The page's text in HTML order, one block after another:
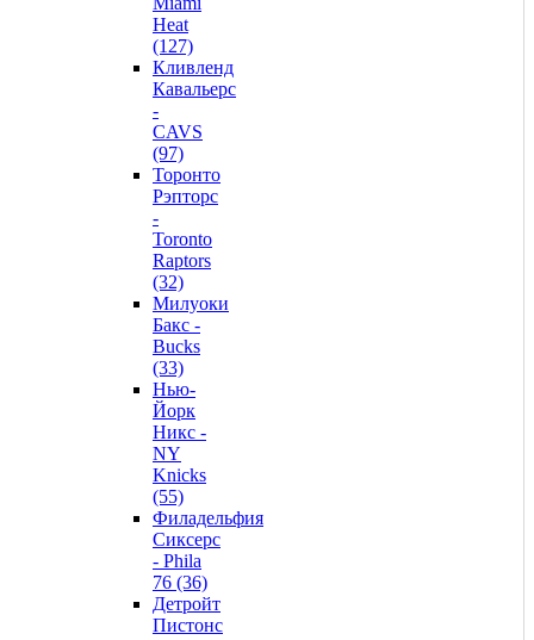
Heat
(127)
Кливленд
Кавальерс
-
CAVS
(97)
Торонто
Рэпторс
-
Toronto
Raptors
(32)
Милуоки
Бакс -
Bucks
(33)
Нью-
Йорк
Никс -
NY
Knicks
(55)
Филадельфия
Сиксерс
- Phila
76 (36)
Детройт
Пистонс